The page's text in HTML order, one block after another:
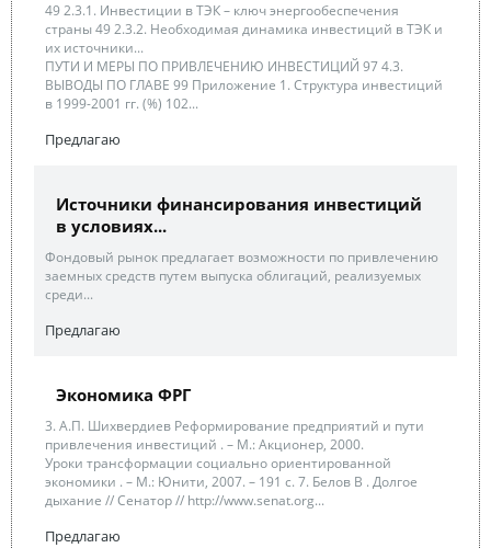
49 2.3.1. Инвестиции в ТЭК – ключ энергообеспечения
страны 49 2.3.2. Необходимая динамика инвестиций в ТЭК и
их источники...
ПУТИ И МЕРЫ ПО ПРИВЛЕЧЕНИЮ ИНВЕСТИЦИЙ 97 4.3.
ВЫВОДЫ ПО ГЛАВЕ 99 Приложение 1. Структура инвестиций
в 1999-2001 гг. (%) 102...
Предлагаю
Источники финансирования инвестиций
в условиях...
Фондовый рынок предлагает возможности по привлечению
заемных средств путем выпуска облигаций, реализуемых
среди...
Предлагаю
Экономика ФРГ
3. А.П. Шихвердиев Реформирование предприятий и пути
привлечения инвестиций . – М.: Акционер, 2000.
Уроки трансформации социально ориентированной
экономики . – М.: Юнити, 2007. – 191 с. 7. Белов В . Долгое
дыхание // Сенатор // http://www.senat.org...
Предлагаю